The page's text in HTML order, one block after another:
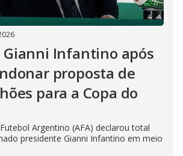
Gianni Infantino após
proposta de
para a Copa do
Argentino (AFA) declarou total
presidente Gianni Infantino em meio